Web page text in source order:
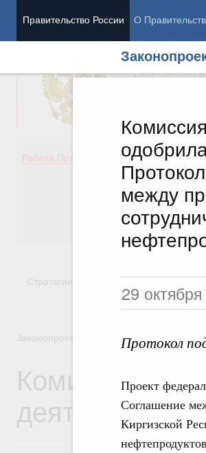
Правительство России О
между
29
Протокол
Проект
Соглашение
Киргизской
Председатель
Вице-премьеры
Работа Правительства
Стратегии Государственные
Законопроектная деятельность
Комиссия
деятельности